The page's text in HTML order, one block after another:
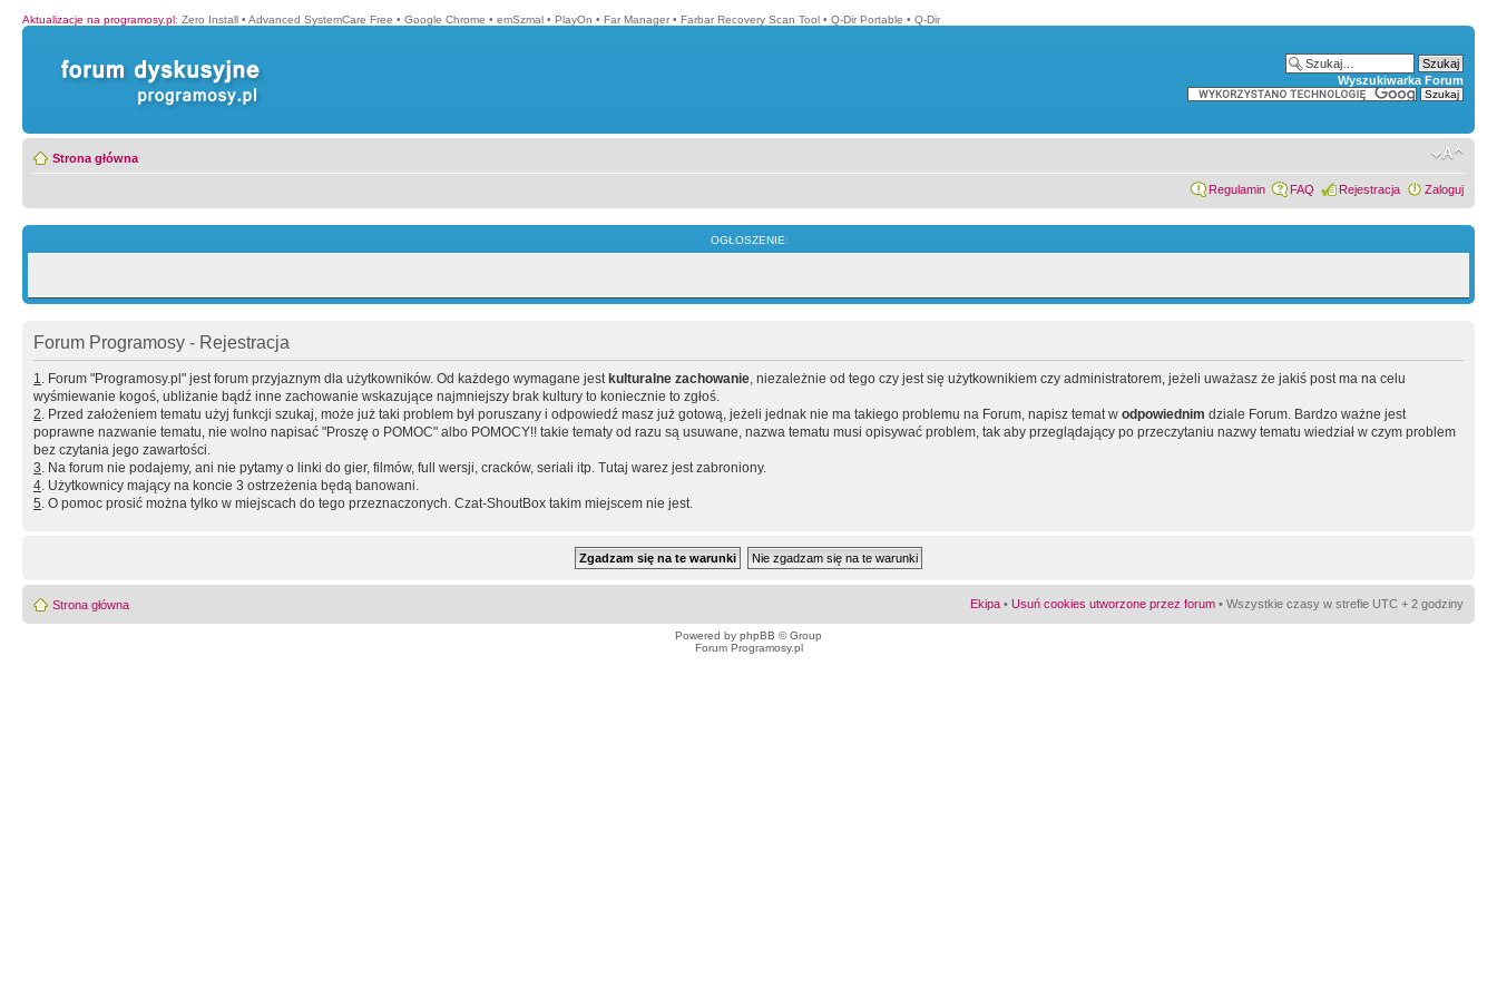
Aktualizacje na programosy.pl: Zero Install • Advanced SystemCare Free • Google Chrome • emSzmal • PlayOn • Far Manager • Farbar Recovery Scan Tool • Q-Dir Portable • Q-Dir
Wyszukiwarka Forum
Strona główna
Regulamin FAQ Rejestracja Zaloguj
OGŁOSZENIE:
Forum Programosy - Rejestracja
1. Forum "Programosy.pl" jest forum przyjaznym dla użytkowników. Od każdego wymagane jest kulturalne zachowanie, niezależnie od tego czy jest się użytkownikiem czy administratorem, jeżeli uważasz że jakiś post ma na celu
wyśmiewanie kogoś, ubliżanie bądź inne zachowanie wskazujące najmniejszy brak kultury to koniecznie to zgłoś.
2. Przed założeniem tematu użyj funkcji szukaj, może już taki problem był poruszany i odpowiedź masz już gotową, jeżeli jednak nie ma takiego problemu na Forum, napisz temat w odpowiednim dziale Forum. Bardzo ważne jest
poprawne nazwanie tematu, nie wolno napisać "Proszę o POMOC" albo POMOCY!! takie tematy od razu są usuwane, nazwa tematu musi opisywać problem, tak aby przeglądający po przeczytaniu nazwy tematu wiedział w czym problem
bez czytania jego zawartości.
3. Na forum nie podajemy, ani nie pytamy o linki do gier, filmów, full wersji, cracków, seriali itp. Tutaj warez jest zabroniony.
4. Użytkownicy mający na koncie 3 ostrzeżenia będą banowani.
5. O pomoc prosić można tylko w miejscach do tego przeznaczonych. Czat-ShoutBox takim miejscem nie jest.
Strona główna Ekipa • Usuń cookies utworzone przez forum • Wszystkie czasy w strefie UTC + 2 godziny
Powered by phpBB © Group
Forum Programosy.pl